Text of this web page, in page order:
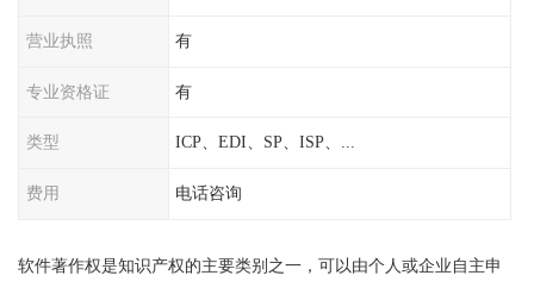
营业执照 有
专业资格证 有
类型 ICP、EDI、SP、ISP、...
费用 电话咨询
软件著作权是知识产权的主要类别之一，可以由个人或企业自主申